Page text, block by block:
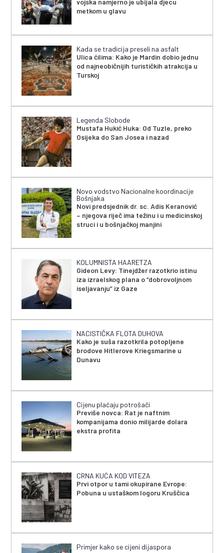
metkom u glavu
Kada se tradicija preseli na asfalt
Ulica ćilima: Kako je Mardin dobio jednu
od najneobičnijih turističkih atrakcija u
Turskoj
Legenda Slobode
Mustafa Hukić Huka: Od Tuzle, preko
Osijeka do San Josea i nazad
Novo vodstvo Nacionalne koordinacije
Bošnjaka
Novi predsjednik dr. sc. Adis Keranović
– njegova riječ ima težinu i u medicinskoj
struci i u bošnjačkoj manjini
KOLUMNISTA HAARETZA
Gideon Levy: Tinejdžer razotkrio istinu
iza izraelskog plana o “dobrovoljnom
iseljavanju” iz Gaze
NACISTIČKA FLOTA DUHOVA
Kako je suša razotkrila potopljene
brodove Hitlerove Kriegsmarine u
Dunavu
Cijenu plaćaju potrošači
Previše novca: Rat je naftnim
kompanijama donio milijarde dolara
ekstra profita
CRNA KUĆA KOD VITEZA
Prvi otpor u tami okupirane Evrope:
Pobuna u ustaškom logoru Kruščica
Primjer kako se cijeni dijaspora